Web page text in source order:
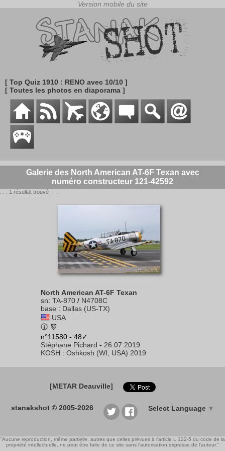
[ Top Quiz 1910 : RENO avec 10/10 ]
[ Toutes les photos en diaporama ]
Galerie des North American AT-6F Texan avec
numéro constructeur 121-42592
. . . 1 résultat trouvé . . .
North American AT-6F Texan
sn: TA-870 / N4708C
base : Dallas (US-TX)
USA
n°11580 - 48✓
Stéphane Pichard - 26.07.2019
KOSH : Oshkosh (WI, USA) 2019
[METAR Deauville]
stanakshot © 2005-2026 Select Language ▼
"Aucune reproduction, même partielle, autres que celles prévues à l'article L 122-5 du code de la
propriété intellectuelle, ne peut être faite de ce site sans l'autorisation expresse de l'auteur."